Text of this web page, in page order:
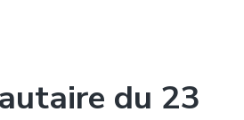
du 23